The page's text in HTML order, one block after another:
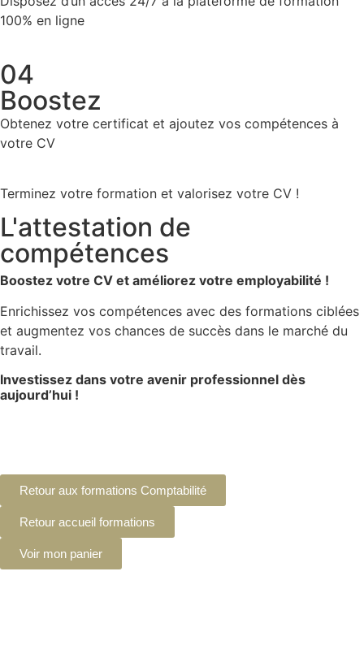
100% en ligne
04
Boostez
Obtenez votre certificat et ajoutez vos compétences à
votre CV
Terminez votre formation et valorisez votre CV !
L'attestation de
compétences
Boostez votre CV et améliorez votre employabilité !
Enrichissez vos compétences avec des formations ciblées
et augmentez vos chances de succès dans le marché du
travail.
Investissez dans votre avenir professionnel dès
aujourd’hui !
Retour aux formations Comptabilité
Retour accueil formations
Voir mon panier